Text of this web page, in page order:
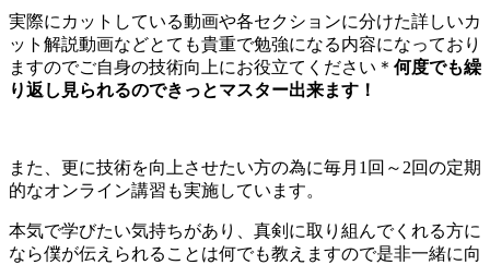
実際にカットしている動画や各セクションに分けた詳しいカ
ット解説動画などとても貴重で勉強になる内容になっており
ますのでご自身の技術向上にお役立てください＊ 何度でも繰
り返し見られるのできっとマスター出来ます！
また、更に技術を向上させたい方の為に毎月1回～2回の定期
的なオンライン講習も実施しています。
本気で学びたい気持ちがあり、真剣に取り組んでくれる方に
なら僕が伝えられることは何でも教えますので是非一緒に向